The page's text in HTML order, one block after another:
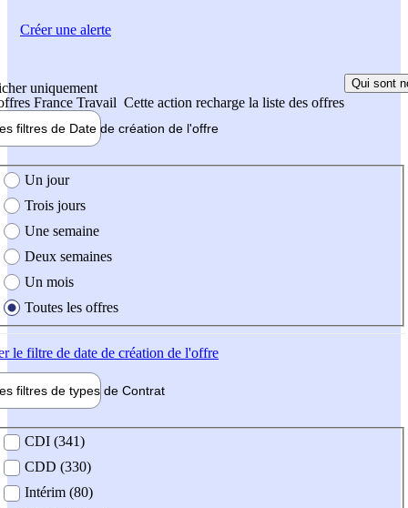
uniquement
France Travail Cette action recharge la liste des offres
Qui sont
filtres de Date de création de l'offre
création de l'offre
Un jour
Trois jours
Une semaine
Deux semaines
Un mois
Toutes les offres
le filtre de date de création de l'offre
filtres de types de Contrat
contrat
CDI (341)
CDD (330)
Intérim (80)
Créer une alerte